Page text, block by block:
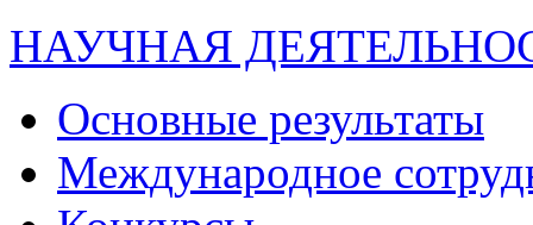
НАУЧНАЯ
Основные результаты
Международное